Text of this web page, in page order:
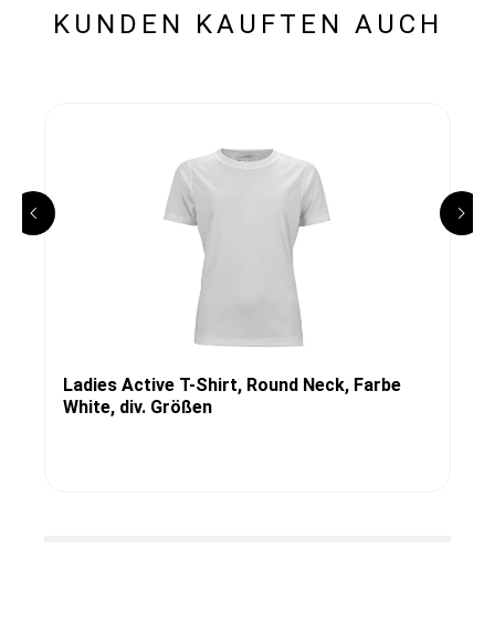
KUNDEN KAUFTEN AUCH
Ladies Active T-Shirt, Round Neck, Farbe
White, div. Größen